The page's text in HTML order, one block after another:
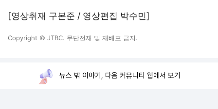
[영상취재 구본준 / 영상편집 박수민]
Copyright © JTBC. 무단전재 및 재배포 금지.
뉴스 밖 이야기, 다음 커뮤니티 웹에서 보기